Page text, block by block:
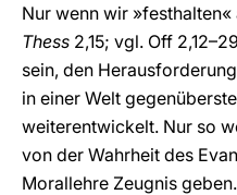
Nur wenn wir
Thess 2,15; vgl. Off
sein, den
in einer Welt
weiterentwickelt. Nur so
von der Wahrheit des
Morallehre Zeugnis